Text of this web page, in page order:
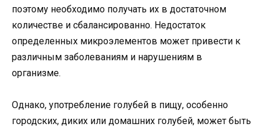
поэтому необходимо получать их в достаточном
количестве и сбалансированно. Недостаток
определенных микроэлементов может привести к
различным заболеваниям и нарушениям в
организме.
Однако, употребление голубей в пищу, особенно
городских, диких или домашних голубей, может быть